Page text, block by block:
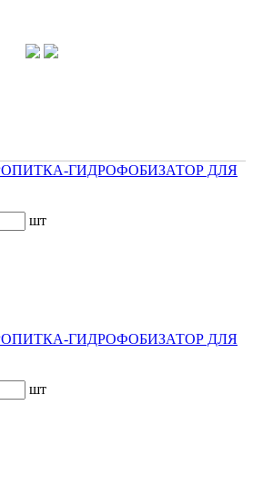
ГИДРОФОБИЗАТОР ДЛЯ
шт
ГИДРОФОБИЗАТОР ДЛЯ
шт